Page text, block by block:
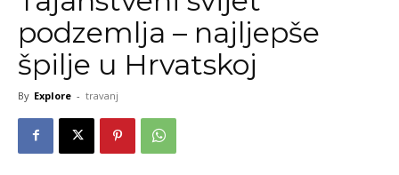
podzemlja – najljepše
špilje u Hrvatskoj
By Explore - travanj